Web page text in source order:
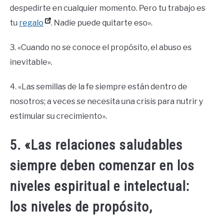
despedirte en cualquier momento. Pero tu trabajo es
tu regalo . Nadie puede quitarte eso».
3. «Cuando no se conoce el propósito, el abuso es
inevitable».
4. «Las semillas de la fe siempre están dentro de
nosotros; a veces se necesita una crisis para nutrir y
estimular su crecimiento».
5. «Las relaciones saludables
siempre deben comenzar en los
niveles espiritual e intelectual:
los niveles de propósito,